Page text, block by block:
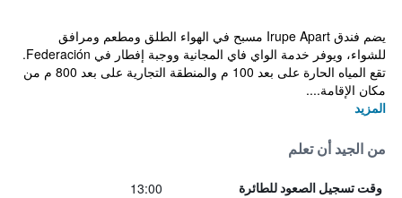
يضم فندق Irupe Apart مسبح في الهواء الطلق ومطعم ومرافق
للشواء، ويوفر خدمة الواي فاي المجانية ووجبة إفطار في Federación.
تقع المياه الحارة على بعد 100 م والمنطقة التجارية على بعد 800 م من
مكان الإقامة....
المزيد
من الجيد أن تعلم
وقت تسجيل الصعود للطائرة 13:00